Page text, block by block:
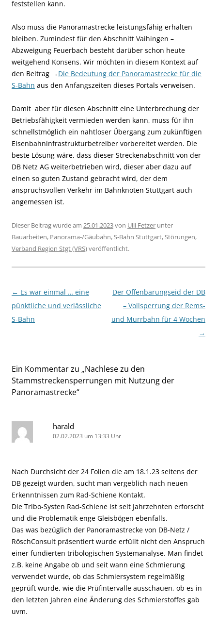
feststellen kann.
Also muss die Panoramastrecke leistungsfähig erhalten
bleiben. Zumindest für den Abschnitt Vaihingen –
Abzweigung Feuerbach besteht darüber schon heute
weitgehend Konsens. Wir möchten in diesem Kontext auf
den Beitrag → Die Bedeutung der Panoramastrecke für die
S-Bahn aus den Anfangszeiten dieses Portals verweisen.
Damit aber für diesen Abschnitt eine Unterbrechung der
Betriebsfähigkeit vermieden werden kann, muss für ihn
schnellstmöglich ein nahtloser Übergang zum zukünftigen
Eisenbahninfrastrukturbetreiber vorbereitet werden. Die
beste Lösung wäre, dass dieser Streckenabschnitt von der
DB Netz AG weiterbetrieben wird, dieser aber dazu auf
einen so guten Zustand gebracht wird, der dem
anspruchsvollen Verkehr im Bahnknoten Stuttgart auch
angemessen ist.
Dieser Beitrag wurde am 25.01.2023von Ulli Fetzer unter
Bauarbeiten, Panorama-/Gäubahn,S-Bahn Stuttgart,Störungen,
Verband Region Stgt (VRS)veröffentlicht.
Beitragsnavigation
← Es war einmal … eine
pünktliche und verlässliche
S-Bahn
Der Offenbarungseid der DB
– Vollsperrung der Rems-
und Murrbahn für 4 Wochen
→
Ein Kommentar zu „Nachlese zu den
Stammstreckensperrungen mit Nutzung der
Panoramastrecke“
harald
02.02.2023 um 13:33 Uhr
Nach Durchsicht der 24 Folien die am 18.1.23 seitens der
DB gezeigt wurden, sucht man vergeblich nach neuen
Erkenntnissen zum Rad-Schiene Kontakt.
Die Tribo-Systen Rad-Schiene ist seit Jahrzehnten erforscht
und die Problematik enge Gleisbögen ebenfalls.
Das was bezüglich der Panoramastrecke von DB-Netz /
RöschConsult präsentiert wurde erfüllt nicht den Anspruch
einer fundierten tribologischen Systemanalyse. Man findet
z.B. keine Angabe ob und seit wann eine Schmierung
verwendet wurde, ob das Schmiersystem regelmäßig
geprüft wurde, wie die Prüfintervalle ausschauen, ob es in
den letzten Jahren eine Änderung des Schmierstoffes gab
uvm.